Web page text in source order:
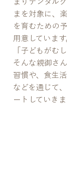
まりデンタル
まを対象に、
を育むための
用意しています
「子どもがむ
そんな親御さ
習慣や、食生
などを通じて
ートしていきま